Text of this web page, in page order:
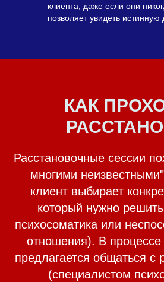
клиента, даже если они
позволяет увидеть
КАК
Расстановочные сессии
многими
клиент выбирает
который нужно
психосоматика или
отношения). В
предлагается общаться с
(специалистом